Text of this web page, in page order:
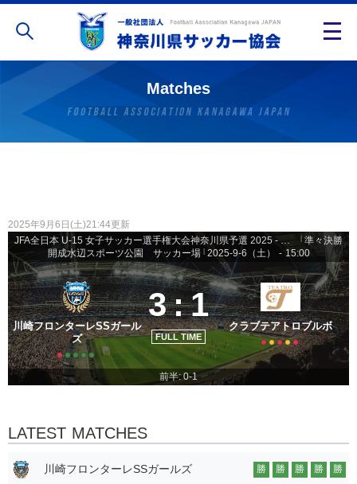
Matches
2025年9月6日(土)21:44更新
準々決勝
開成水辺スポーツ公園 サッカー場
2025-9-6（土） - 15:00
川崎フロンターレSSガール
ズ
3:1
FULL TIME
クラブテアトロブルボ
前半: 0-1
LATEST MATCHES
川崎フロンターレSSガールズ 勝 勝 勝 勝 勝